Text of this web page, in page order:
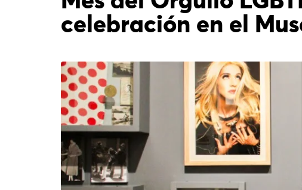
celebración en el